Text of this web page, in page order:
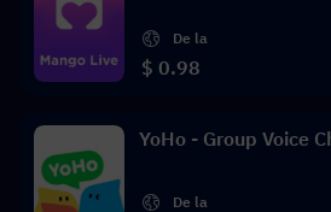
De la
$ 0.98
YoHo - Group Voice
De la